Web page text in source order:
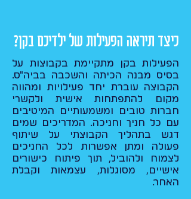
כיצד תיראה הפעילות של ילדיכם בקן?
הפעילות בקן מתקיימת בקבוצות על
בסיס מבנה הכיתה והשכבה בביה"ס.
הקבוצה עוברת יחד פעילויות ומהווה
מקום להתפתחות אישית ולקשרי
חברות טובים ומשמעותיים המיטיבים
עם כל חניך וחניכה. המדריכים שמים
דגש בתהליך הקבוצתי על שיתוף
פעולה ומתן אפשרות לכל החניכים
לצמוח ולהוביל, תוך פיתוח כישורים
אישיים, מסוגלות, עצמאות וקבלת
האחר.